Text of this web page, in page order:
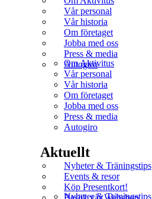
Vår personal
Vår historia
Om företaget
Jobba med oss
Press & media
Autogiro
Om Aktivitus
Vår personal
Vår historia
Om företaget
Jobba med oss
Press & media
Autogiro
Aktuellt
Nyheter & Träningstips
Events & resor
Köp Presentkort!
Nyheter & Träningstips